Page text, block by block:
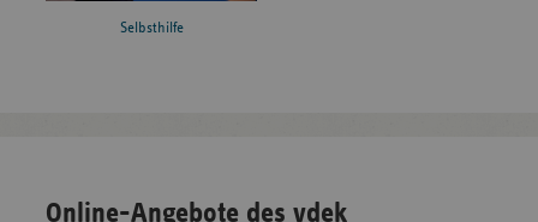
Selbsthilfe
Online-Angebote des vdek